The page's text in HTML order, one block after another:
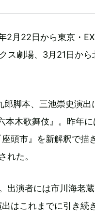
2月22日から東京・EX
ス劇場、3月21日から
脚本、三池崇史演出
本木歌舞伎』。昨年
頭市』を新解釈で描
れた。
出演者には市川海老
はこれまでに引き続